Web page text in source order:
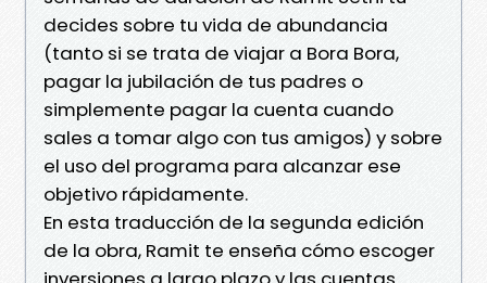
decides sobre tu vida de abundancia
(tanto si se trata de viajar a Bora Bora,
pagar la jubilación de tus padres o
simplemente pagar la cuenta cuando
sales a tomar algo con tus amigos) y sobre
el uso del programa para alcanzar ese
objetivo rápidamente.
En esta traducción de la segunda edición
de la obra, Ramit te enseña cómo escoger